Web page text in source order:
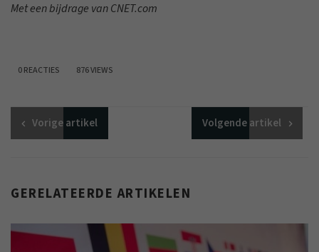
Met een bijdrage van CNET.com
0 REACTIES 876 VIEWS
Vorigeartikel Volgendeartikel
GERELATEERDE ARTIKELEN